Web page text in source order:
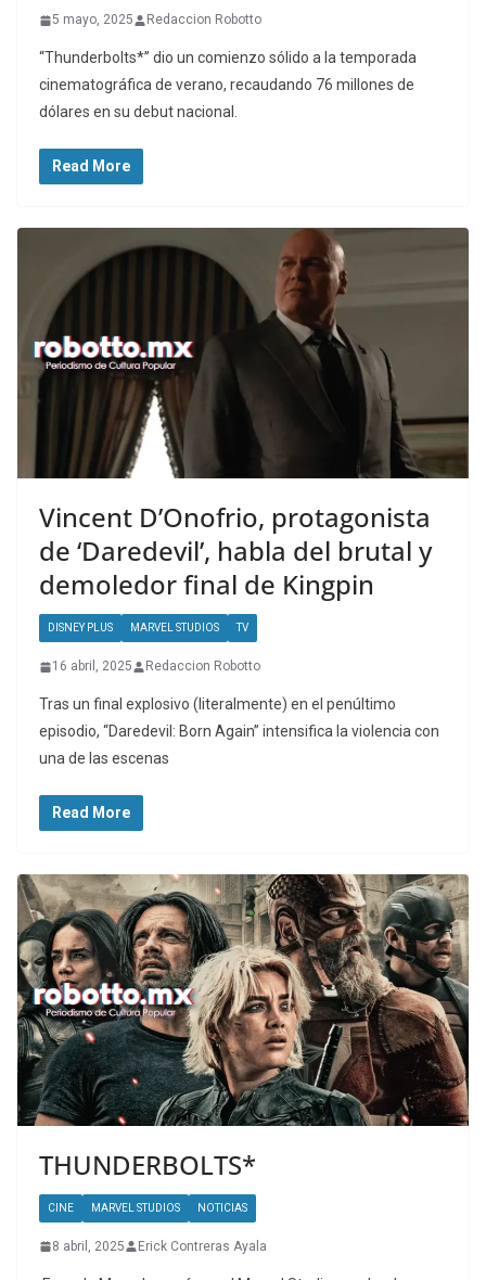
5 mayo, 2025 Redaccion Robotto
“Thunderbolts*” dio un comienzo sólido a la temporada
cinematográfica de verano, recaudando 76 millones de
dólares en su debut nacional.
Read More
Vincent D’Onofrio, protagonista
de ‘Daredevil’, habla del brutal y
demoledor final de Kingpin
DISNEY PLUS MARVEL STUDIOS TV
16 abril, 2025 Redaccion Robotto
Tras un final explosivo (literalmente) en el penúltimo
episodio, “Daredevil: Born Again” intensifica la violencia con
una de las escenas
Read More
THUNDERBOLTS*
CINE MARVEL STUDIOS NOTICIAS
8 abril, 2025 Erick Contreras Ayala